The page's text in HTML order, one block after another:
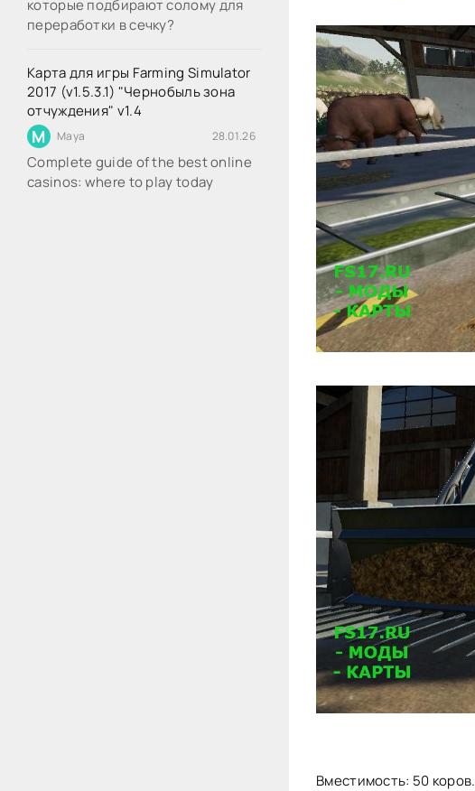
которые подбирают солому для
переработки в сечку?
Карта для игры Farming Simulator
2017 (v1.5.3.1) "Чернобыль зона
отчуждения" v1.4
M Maya 28.01.26
Complete guide of the best online
casinos: where to play today
Вместимость: 50 коров.